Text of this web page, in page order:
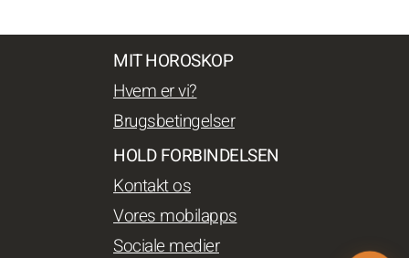
MIT HOROSKOP
Hvem er vi?
Brugsbetingelser
HOLD FORBINDELSEN
Kontakt os
Vores mobilapps
Sociale medier